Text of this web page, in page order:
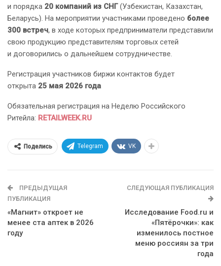
и порядка 20 компаний из СНГ(Узбекистан, Казахстан,
Беларусь). На мероприятии участниками проведено более
300 встреч, в ходе которых предприниматели представили
свою продукцию представителям торговых сетей
и договорились о дальнейшем сотрудничестве.
Регистрация участников биржи контактов будет
открыта 25 мая 2026 года
Обязательная регистрация на Неделю Российского
Ритейла: RETAILWEEK.RU
Поделись Telegram VK
ПРЕДЫДУЩАЯ
ПУБЛИКАЦИЯ
«Магнит» откроет не
менее ста аптек в 2026
году
СЛЕДУЮЩАЯ ПУБЛИКАЦИЯ
Исследование Food.ru и
«Пятёрочки»: как
изменилось постное
меню россиян за три
года